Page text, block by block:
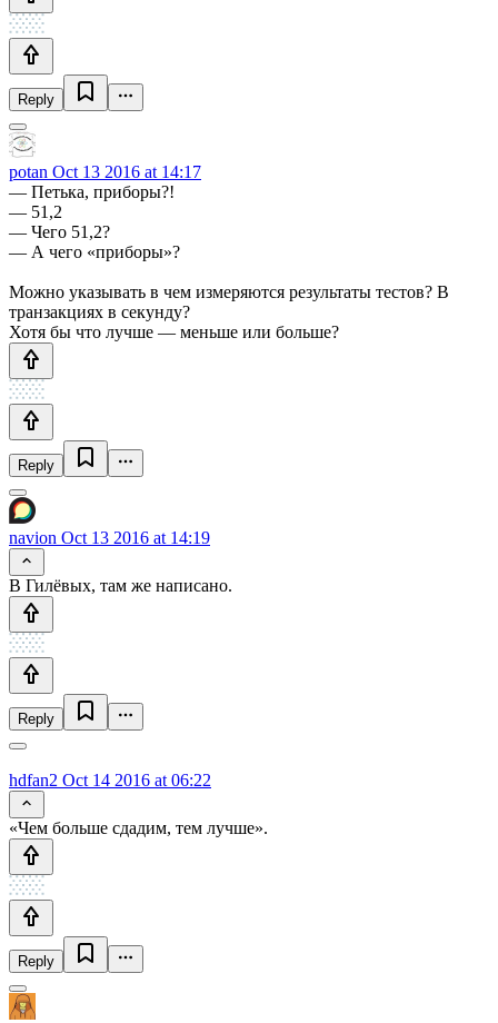
Reply
potan Oct 13 2016 at 14:17
— Петька, приборы?!
— 51,2
— Чего 51,2?
— А чего «приборы»?
Можно указывать в чем измеряются результаты тестов? В
транзакциях в секунду?
Хотя бы что лучше — меньше или больше?
Reply
navion Oct 13 2016 at 14:19
В Гилёвых, там же написано.
Reply
hdfan2 Oct 14 2016 at 06:22
«Чем больше сдадим, тем лучше».
Reply